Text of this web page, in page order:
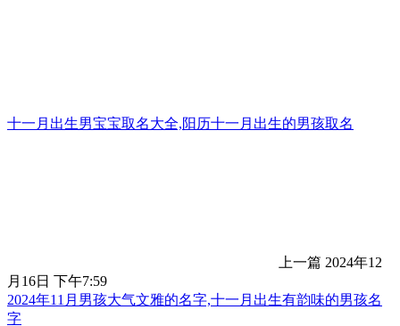
十一月出生男宝宝取名大全,阳历十一月出生的男孩取名
上一篇 2024年12
月16日 下午7:59
2024年11月男孩大气文雅的名字,十一月出生有韵味的男孩名
字